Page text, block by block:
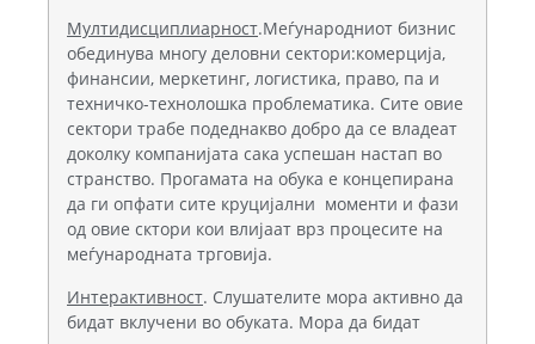
Мултидисциплиарност.Меѓународниот бизнис
обединува многу деловни сектори:комерција,
финансии, меркетинг, логистика, право, па и
техничко-технолошка проблематика. Сите овие
сектори трабе подеднакво добро да се владеат
доколку компанијата сака успешан настап во
странство. Прогамата на обука е концепирана
да ги опфати сите круцијални моменти и фази
од овие сктори кои влијаат врз процесите на
меѓународната трговија.
Интерактивност. Слушателите мора активно да
бидат вклучени во обуката. Мора да бидат